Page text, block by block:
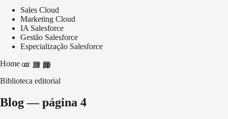
Sales Cloud
Marketing Cloud
IA Salesforce
Gestão Salesforce
Especialização Salesforce
Homehome
grid_view
apps
Biblioteca editorial
Blog — página 4